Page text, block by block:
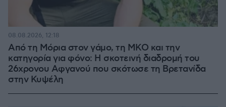
Από τη Μόρια στον γάμο, τη ΜΚΟ και την
κατηγορία για φόνο: Η σκοτεινή διαδρομή του
26χρονου Αφγανού που σκότωσε τη Βρετανίδα
στην Κυψέλη
08.08.2026, 12:18